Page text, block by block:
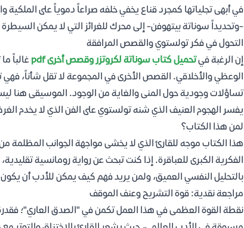
في أبهى تجلياتها كمجرد قناع يخفي خلفه صراعاً دموياً على
-وتحديداً سوناتة بيتهوفن- إلى محرك للغرائز التي لا يمكن السيطرة
التحول في فكر تولستوي والقصص المرافقة
إن الرغبة فيتحميل كتاب سوناتة لكروتزر وقصص أخرى pdf
غالباً
الوعظي والأخلاقي. القصص الأخرى في المجموعة لا تقل شأناً، فهي
تساؤلات وجودية حول المنى والغاية من الوجود. الموسيقى هنا
يفسر الهجوم العنيف الذي شنه تولستوي على الفن الذي لا يخدم
لمن هذا الكتاب؟
هذا الكتاب موجه للقارئ الذي لا يخشى مواجهة الجوانب المظلمة
الفكرية الكبرى للعباقرة. إذا كنت تبحث عن رواية رومانسية
بالتحليل النفسي العميق، ولمن يريد فهم كيف يمكن للأدب أن يكون
مراجعة نقدية: قوة التشريح وعنف الموقف
نقطة القوة العظمى في هذا العمل تكمن في "الصدق العاري"؛